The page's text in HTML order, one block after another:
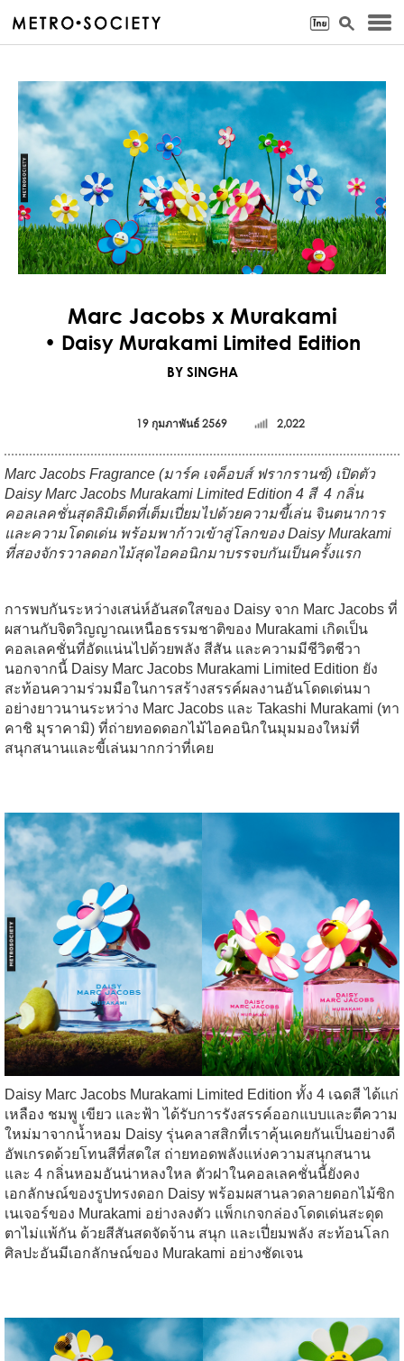
Marc Jacobs x Murakami
• Daisy Murakami Limited Edition
BY SINGHA
19 กุมภาพันธ์ 2569 2,022
Marc Jacobs Fragrance (มาร์ค เจค็อบส์ ฟรากรานซ์) เปิดตัว
Daisy Marc Jacobs Murakami Limited Edition 4 สี 4 กลิ่น
คอลเลคชั่นสุดลิมิเต็ดที่เต็มเปี่ยมไปด้วยความขี้เล่น จินตนาการ
และความโดดเด่น พร้อมพาก้าวเข้าสู่โลกของ Daisy Murakami
ที่สองจักรวาลดอกไม้สุดไอคอนิกมาบรรจบกันเป็นครั้งแรก
การพบกันระหว่างเสน่ห์อันสดใสของ Daisy จาก Marc Jacobs ที่
ผสานกับจิตวิญญาณเหนือธรรมชาติของ Murakami เกิดเป็น
คอลเลคชั่นที่อัดแน่นไปด้วยพลัง สีสัน และความมีชีวิตชีวา
นอกจากนี้ Daisy Marc Jacobs Murakami Limited Edition ยัง
สะท้อนความร่วมมือในการสร้างสรรค์ผลงานอันโดดเด่นมา
อย่างยาวนานระหว่าง Marc Jacobs และ Takashi Murakami (ทา
คาชิ มุราคามิ) ที่ถ่ายทอดดอกไม้ไอคอนิกในมุมมองใหม่ที่
สนุกสนานและขี้เล่นมากกว่าที่เคย
Daisy Marc Jacobs Murakami Limited Edition ทั้ง 4 เฉดสี ได้แก่
เหลือง ชมพู เขียว และฟ้า ได้รับการรังสรรค์ออกแบบและตีความ
ใหม่มาจากน้ำหอม Daisy รุ่นคลาสสิกที่เราคุ้นเคยกันเป็นอย่างดี
อัพเกรดด้วยโทนสีที่สดใส ถ่ายทอดพลังแห่งความสนุกสนาน
และ 4 กลิ่นหอมอันน่าหลงใหล ตัวฝาในคอลเลคชั่นนี้ยังคง
เอกลักษณ์ของรูปทรงดอก Daisy พร้อมผสานลวดลายดอกไม้ซิก
เนเจอร์ของ Murakami อย่างลงตัว แพ็กเกจกล่องโดดเด่นสะดุด
ตาไม่แพ้กัน ด้วยสีสันสดจัดจ้าน สนุก และเปี่ยมพลัง สะท้อนโลก
ศิลปะอันมีเอกลักษณ์ของ Murakami อย่างชัดเจน